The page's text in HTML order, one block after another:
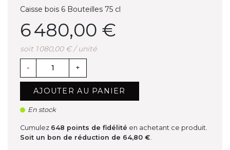
Caisse bois 6 Bouteilles 75 cl
6 480,00 €
soit 1 080,00 € / unité
- +
AJOUTER AU PANIER
En stock
Cumulez 648 points de fidélité en achetant ce produit.
Soit un bon de réduction de 64,80 €.